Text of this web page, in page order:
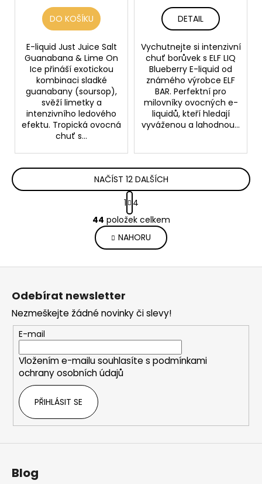
DO KOŠÍKU
E-liquid Just Juice Salt
Guanabana & Lime On
Ice přináší exotickou
kombinaci sladké
guanabany (soursop),
svěží limetky a
intenzivního ledového
efektu. Tropická ovocná
chuť s...
DETAIL
Vychutnejte si intenzivní
chuť borůvek s ELF LIQ
Blueberry E-liquid od
známého výrobce ELF
BAR. Perfektní pro
milovníky ovocných e-
liquidů, kteří hledají
vyváženou a lahodnou...
O
v
l
á
d
p
r
v
k
y
u
NAČÍST 12 DALŠÍCH
S
t
r
á
n
k
o
í
1
4
44 položek celkem
NAHORU
Odebírat newsletter
Nezmeškejte žádné novinky či slevy!
E-mail
Vložením e-mailu souhlasíte s podmínkami
ochrany osobních údajů
PŘIHLÁSIT SE
Blog